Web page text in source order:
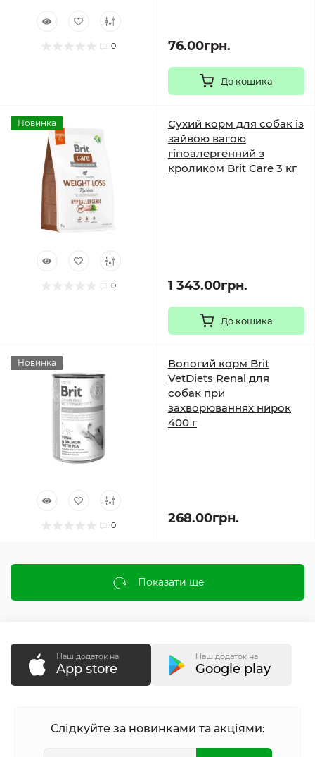
0 76.00грн.
До кошика
Новинка
0
Сухий корм для собак із
зайвою вагою
гіпоалергенний з
кроликом Brit Care 3 кг
1 343.00грн.
До кошика
Новинка
0
Вологий корм Brit
VetDiets Renal для
собак при
захворюваннях нирок
400 г
268.00грн.
Показати ще
Наш додаток на
App store
Наш додаток на
Google play
Слідкуйте за новинками та акціями: